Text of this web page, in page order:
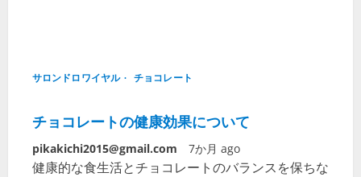
サロンドロワイヤル チョコレート
チョコレートの健康効果について
pikakichi2015@gmail.com 7か月 ago
健康的な食生活とチョコレートのバランスを保ちな